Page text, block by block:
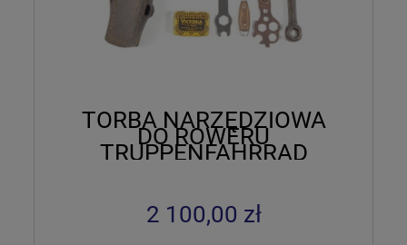
TORBA NARZĘDZIOWA
DO ROWERU
TRUPPENFAHRRAD
2 100,00 zł